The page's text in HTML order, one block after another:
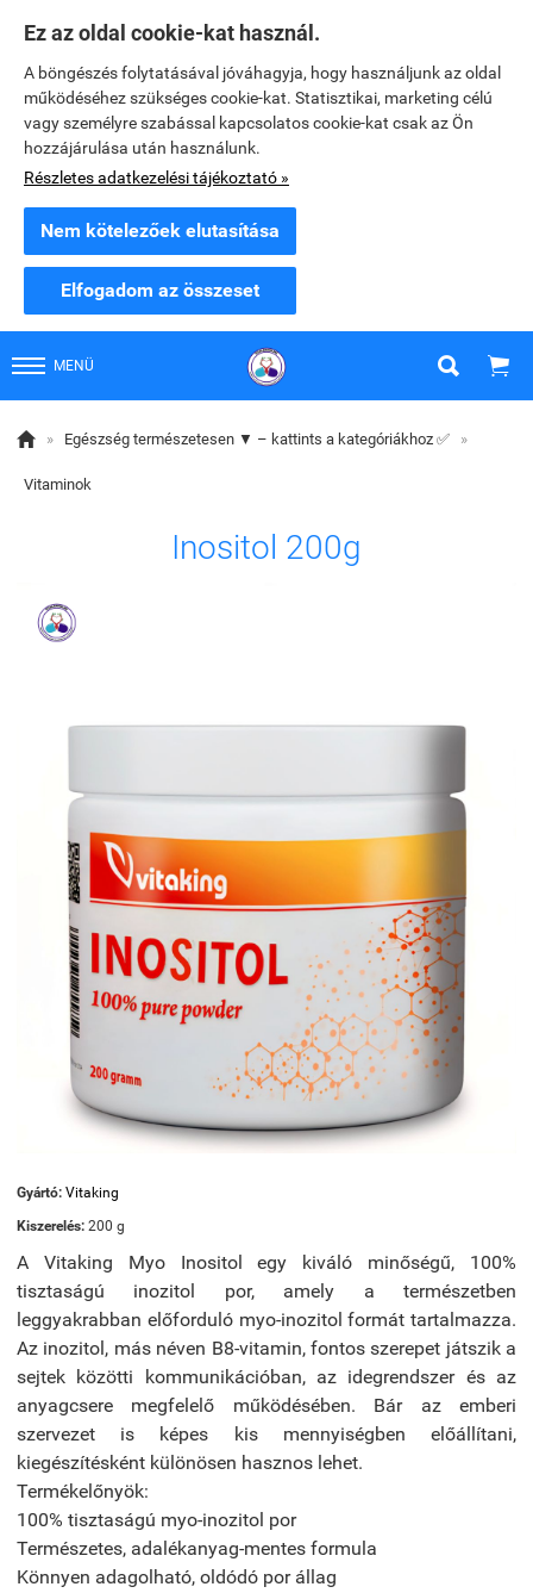
Ez az oldal cookie-kat használ.
A böngészés folytatásával jóváhagyja, hogy használjunk az oldal
működéséhez szükséges cookie-kat. Statisztikai, marketing célú
vagy személyre szabással kapcsolatos cookie-kat csak az Ön
hozzájárulása után használunk.
Részletes adatkezelési tájékoztató »
Nem kötelezőek elutasítása
Elfogadom az összeset
MENÜ  
 » Egészség természetesen ▼ – kattints a kategóriákhoz ✅ »
Vitaminok
Inositol 200g
Gyártó: Vitaking
Kiszerelés: 200 g
A Vitaking Myo Inositol egy kiváló minőségű, 100%
tisztaságú inozitol por, amely a természetben
leggyakrabban előforduló myo-inozitol formát tartalmazza.
Az inozitol, más néven B8-vitamin, fontos szerepet játszik a
sejtek közötti kommunikációban, az idegrendszer és az
anyagcsere megfelelő működésében. Bár az emberi
szervezet is képes kis mennyiségben előállítani,
kiegészítésként különösen hasznos lehet.
Termékelőnyök:
100% tisztaságú myo-inozitol por
Természetes, adalékanyag-mentes formula
Könnyen adagolható, oldódó por állag